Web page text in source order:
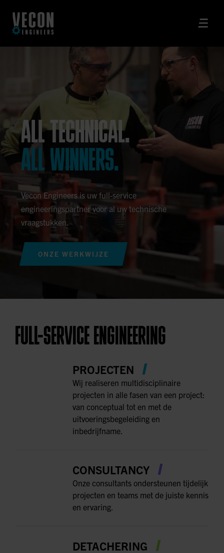
ALL TECHNICAL.
ALL WINNERS.
Vecon Engineers is uw full-service
engineeringspartner voor al uw technische
vraagstukken.
ONZE WERKWIJZE
FULL-SERVICE ENGINEERING
PROJECTEN
Wij realiseren multidisciplinaire
projecten in alle fasen van een project:
van conceptual tot en met de
uitvoeringsbegeleiding en
inbedrijfname.
CONSULTANCY
Onze consultants ondersteunen tijdelijk
projecten en teams met de juiste kennis
en ervaring.
DETACHERING